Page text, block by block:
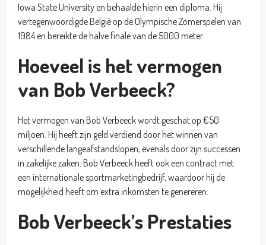
Iowa State University en behaalde hierin een diploma. Hij
vertegenwoordigde België op de Olympische Zomerspelen van
1984 en bereikte de halve finale van de 5000 meter.
Hoeveel is het vermogen
van Bob Verbeeck?
Het vermogen van Bob Verbeeck wordt geschat op €50
miljoen. Hij heeft zijn geld verdiend door het winnen van
verschillende langeafstandslopen, evenals door zijn successen
in zakelijke zaken. Bob Verbeeck heeft ook een contract met
een internationale sportmarketingbedrijf, waardoor hij de
mogelijkheid heeft om extra inkomsten te genereren.
Bob Verbeeck’s Prestaties